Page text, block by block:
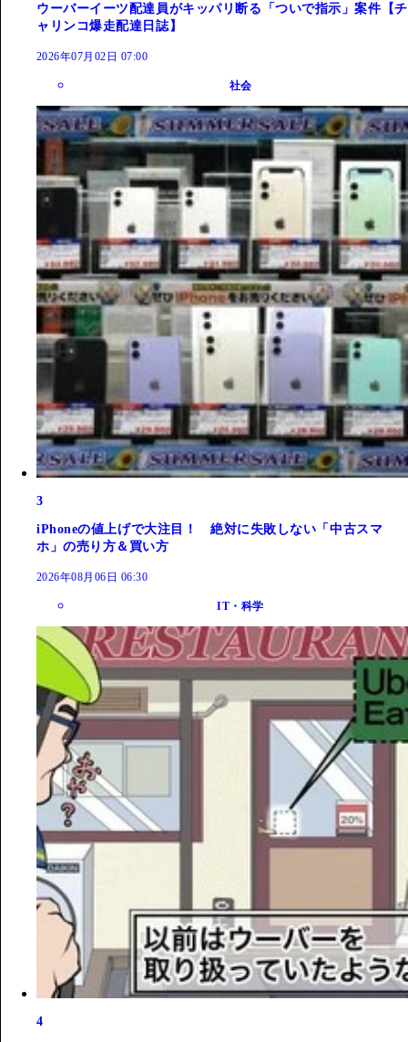
ウーバーイーツ配達員がキッパリ断る「ついで指示」案件【チ
ャリンコ爆走配達日誌】
2026年07月02日 07:00
社会
3
iPhoneの値上げで大注目！ 絶対に失敗しない「中古スマ
ホ」の売り方＆買い方
2026年08月06日 06:30
IT・科学
4